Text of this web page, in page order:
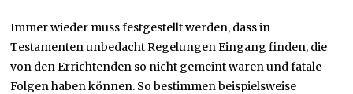
Immer wieder muss festgestellt werden, dass in
Testamenten unbedacht Regelungen Eingang finden, die
von den Errichtenden so nicht gemeint waren und fatale
Folgen haben können. So bestimmen beispielsweise